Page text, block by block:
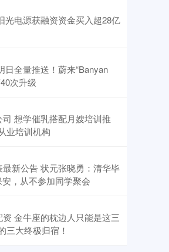
光电源获融资资金买入超28亿
日全量推送！蔚来“Banyan
次升级
司 想学催乳搭配月嫂培训推
业培训机构
新公告 状元张晓勇：清华毕
，从不参加同学聚会
金牛座的枕边人只能是这三
三大终极归宿！